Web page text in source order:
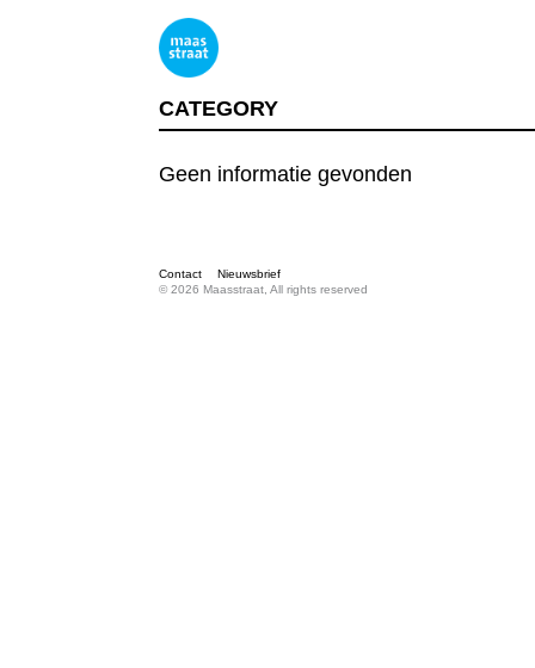
CATEGORY
Geen informatie gevonden
Contact
Nieuwsbrief
© 2026 Maasstraat, All rights reserved